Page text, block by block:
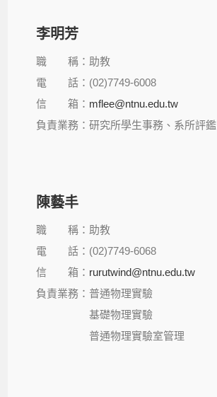
李明芳
職 稱：助教
電 話：(02)7749-6008
信 箱： mflee@ntnu.edu.tw
負責業務：研究所學生事務、系所評鑑
陳藝丰
職 稱：助教
電 話：(02)7749-6068
信 箱： rurutwind@ntnu.edu.tw
負責業務：普通物理實驗
基礎物理實驗
普通物理實驗室管理